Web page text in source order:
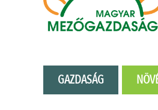
GAZDASÁG